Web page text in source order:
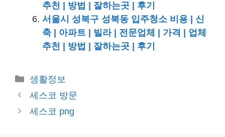
추천 | 방법 | 잘하는곳 | 후기
서울시 성북구 성북동 입주청소 비용 | 신
축 | 아파트 | 빌라 | 전문업체 | 가격 | 업체
추천 | 방법 | 잘하는곳 | 후기
카
테
리
생활정보
세스코 방문
세스코 png